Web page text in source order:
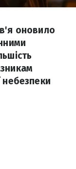
оновило
небезпеки